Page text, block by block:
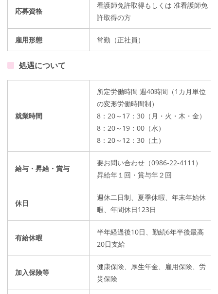
応募資格
看護師免許取得もしくは 准看護師免
許取得の方
雇用形態 常勤（正社員）
処遇について
就業時間
所定労働時間 週40時間（1カ月単位
の変形労働時間制）
8：20～17：30（月・火・木・金）
8：20～19：00（水）
8：20～12：30（土）
給与・昇給・賞与
要お問い合わせ（0986-22-4111）
昇給年１回・賞与年２回
休日
週休二日制、夏季休暇、年末年始休
暇、年間休日123日
有給休暇
半年経過後10日、勤続6年半後最高
20日支給
加入保険等
健康保険、厚生年金、雇用保険、労
災保険